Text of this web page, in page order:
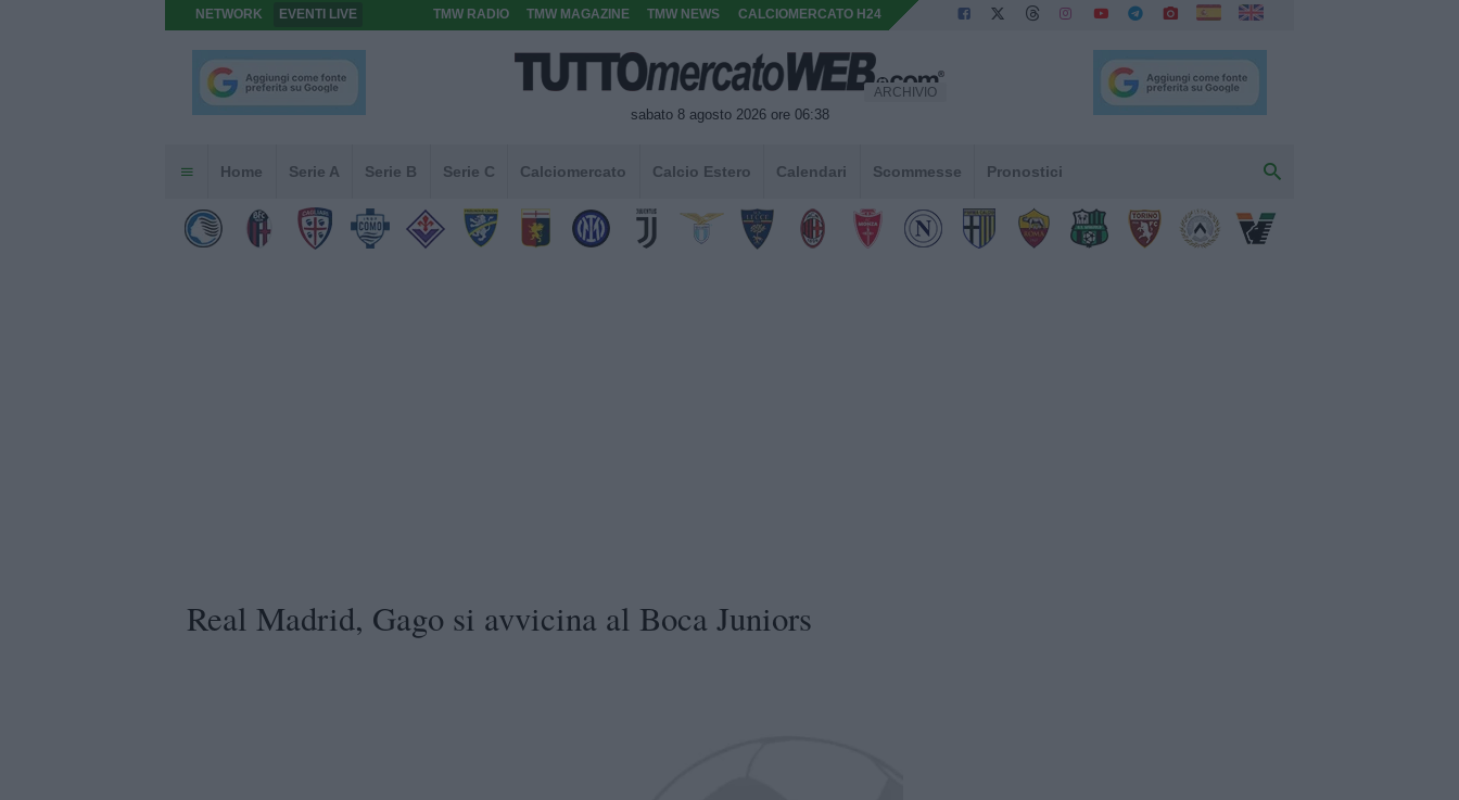
NETWORK EVENTI LIVE TMW RADIO TMW MAGAZINE TMW NEWS CALCIOMERCATO H24
sabato 8 agosto 2026 ore 06:38
ARCHIVIO
Home Serie A Serie B Serie C Calciomercato Calcio Estero Calendari Scommesse Pronostici
Real Madrid, Gago si avvicina al Boca Juniors